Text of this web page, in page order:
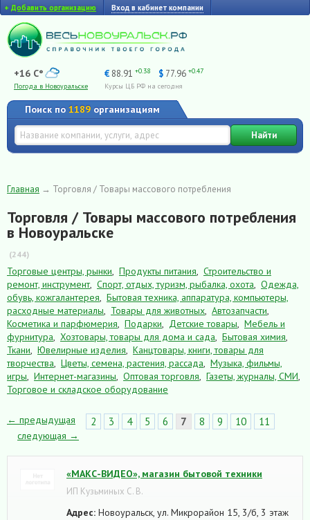
+ Добавить организацию Вход в кабинет компании
+16 C°
Погода в Новоуральске
€ 88.91 +0.38 $ 77.96 +0.47
Курсы ЦБ РФ на сегодня
Поиск по 1189 организациям
Найти
Главная → Торговля / Товары массового потребления
Торговля / Товары массового потребления
в Новоуральске
(244)
Торговые центры, рынки Продукты питания
Строительство и
ремонт, инструмент, Спорт, отдых, туризм, рыбалка, охота
Одежда,
обувь, кожгалантерея
Бытовая техника, аппаратура, компьютеры,
расходные материалы
Товары для животных Автозапчасти
Косметика и парфюмерия
Подарки Детские товары
Мебель и
фурнитура
Хозтовары, товары для дома и сада Бытовая химия
Ткани
Ювелирные изделия
Канцтовары, книги, товары для
творчества
Цветы, семена, растения, рассада
Музыка, фильмы,
игры
Интернет-магазины Оптовая торговля Газеты, журналы, СМИ
Торговое и складское оборудование
← предыдущая 2 3 4 5 6 7 8 9 10 11
следующая →
«МАКС-ВИДЕО», магазин бытовой техники
ИП Кузьминых С. В.
Адрес: Новоуральск, ул. Микрорайон 15, 3/б, 3 этаж